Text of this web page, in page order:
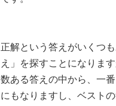
正解という答えがいくつ
え」を探すことになりま
数ある答えの中から、一
にもなりますし、ベスト